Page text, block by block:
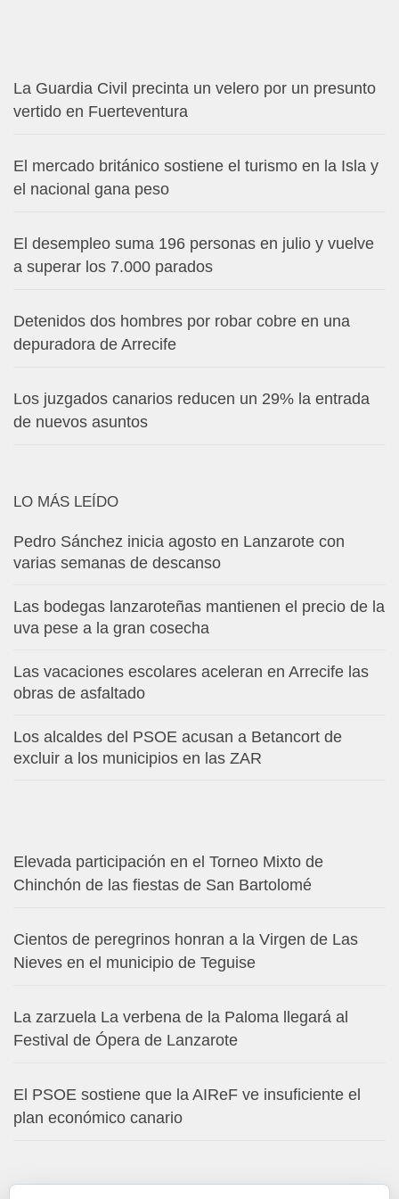
La Guardia Civil precinta un velero por un presunto
vertido en Fuerteventura
El mercado británico sostiene el turismo en la Isla y
el nacional gana peso
El desempleo suma 196 personas en julio y vuelve
a superar los 7.000 parados
Detenidos dos hombres por robar cobre en una
depuradora de Arrecife
Los juzgados canarios reducen un 29% la entrada
de nuevos asuntos
LO MÁS LEÍDO
Pedro Sánchez inicia agosto en Lanzarote con
varias semanas de descanso
Las bodegas lanzaroteñas mantienen el precio de la
uva pese a la gran cosecha
Las vacaciones escolares aceleran en Arrecife las
obras de asfaltado
Los alcaldes del PSOE acusan a Betancort de
excluir a los municipios en las ZAR
Elevada participación en el Torneo Mixto de
Chinchón de las fiestas de San Bartolomé
Cientos de peregrinos honran a la Virgen de Las
Nieves en el municipio de Teguise
La zarzuela La verbena de la Paloma llegará al
Festival de Ópera de Lanzarote
El PSOE sostiene que la AIReF ve insuficiente el
plan económico canario